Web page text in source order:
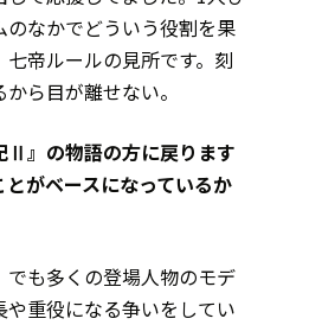
のなかでどういう役割を果
帝ルールの見所です。刻
ら目が離せない。
Ⅱ』の物語の方に戻ります
がベースになっているか
も多くの登場人物のモデ
重役になる争いをしてい